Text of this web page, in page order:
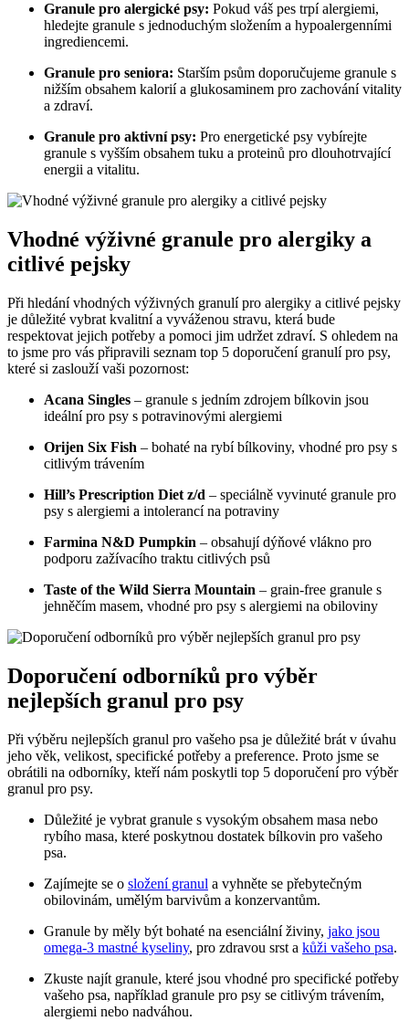
Granule pro alergické psy: Pokud váš pes trpí alergiemi,
hledejte granule s jednoduchým složením a hypoalergenními
ingrediencemi.
Granule pro seniora: Starším psům doporučujeme granule s
nižším obsahem kalorií a glukosaminem pro zachování vitality
a zdraví.
Granule pro aktivní psy: Pro energetické psy vybírejte
granule s vyšším obsahem tuku a proteinů pro dlouhotrvající
energii a vitalitu.
Vhodné výživné granule pro alergiky a
citlivé pejsky
Při hledání vhodných výživných granulí pro alergiky a citlivé pejsky
je důležité vybrat kvalitní a vyváženou stravu, která bude
respektovat jejich potřeby a pomoci jim udržet zdraví. S ohledem na
to jsme pro vás připravili seznam top 5 doporučení granulí pro psy,
které si zaslouží vaši pozornost:
Acana Singles – granule s jedním zdrojem bílkovin jsou
ideální pro psy s potravinovými alergiemi
Orijen Six Fish – bohaté na rybí bílkoviny, vhodné pro psy s
citlivým trávením
Hill’s Prescription Diet z/d – speciálně vyvinuté granule pro
psy s alergiemi a intolerancí na potraviny
Farmina N&D Pumpkin – obsahují dýňové vlákno pro
podporu zažívacího traktu citlivých psů
Taste of the Wild Sierra Mountain – grain-free granule s
jehněčím masem, vhodné pro psy s alergiemi na obiloviny
Doporučení odborníků pro výběr
nejlepších granul pro psy
Při výběru nejlepších granul pro vašeho psa je důležité brát v úvahu
jeho věk, velikost, specifické potřeby a preference. Proto jsme se
obrátili na odborníky, kteří nám poskytli top 5 doporučení pro výběr
granul pro psy.
Důležité je vybrat granule s vysokým obsahem masa nebo
rybího masa, které poskytnou dostatek bílkovin pro vašeho
psa.
Zajímejte se o složení granul a vyhněte se přebytečným
obilovinám, umělým barvivům a konzervantům.
Granule by měly být bohaté na esenciální živiny, jako jsou
omega-3 mastné kyseliny, pro zdravou srst a kůži vašeho psa.
Zkuste najít granule, které jsou vhodné pro specifické potřeby
vašeho psa, například granule pro psy se citlivým trávením,
alergiemi nebo nadváhou.